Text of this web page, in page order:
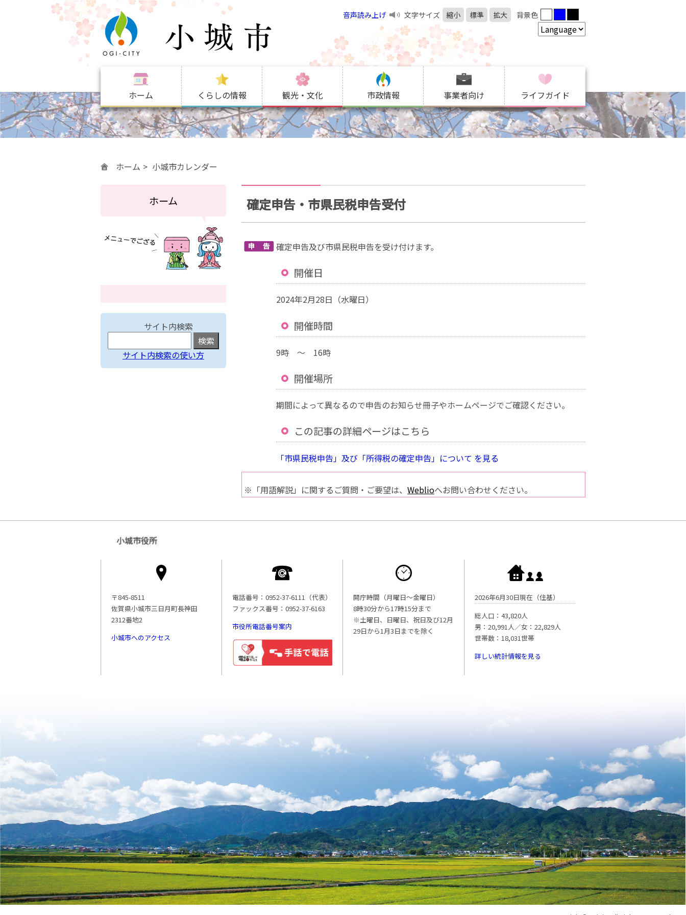
音声読み上げ 文字サイズ 縮小 標準 拡大 背景色
ホーム くらしの情報 観光・文化 市政情報 事業者向け ライフガイド
ホーム 小城市カレンダー
確定申告・市県民税申告受付
確定申告及び市県民税申告を受け付けます。
開催日
2024年2月28日（水曜日）
開催時間
9時 ～ 16時
開催場所
期間によって異なるので申告のお知らせ冊子やホームページでご確認ください。
この記事の詳細ページはこちら
「市県民税申告」及び「所得税の確定申告」について を見る
※「用語解説」に関するご質問・ご要望は、 Weblioへお問い合わせください。
ホーム
サイト内検索
サイト内検索の使い方
小城市役所
〒845-8511
佐賀県小城市三日月町長神田
2312番地2
小城市へのアクセス
電話番号：0952-37-6111（代表）
ファックス番号：0952-37-6163
市役所電話番号案内
開庁時間（月曜日〜金曜日）
8時30分から17時15分まで
※土曜日、日曜日、祝日及び12月
29日から1月3日までを除く
2026年6月30日現在（住基）
総人口：43,820人
男：20,991人／女：22,829人
世帯数：18,031世帯
詳しい統計情報を見る